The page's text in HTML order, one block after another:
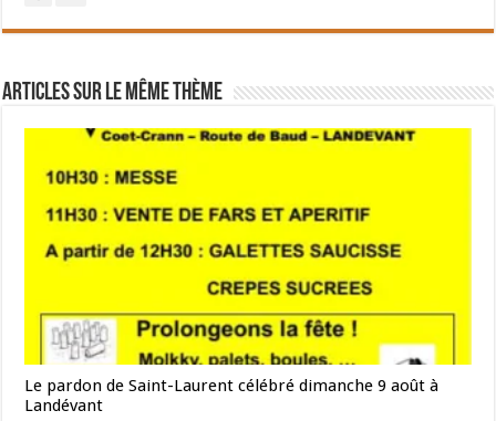
Articles sur le même thème
Le pardon de Saint-Laurent célébré dimanche 9 août à
Landévant